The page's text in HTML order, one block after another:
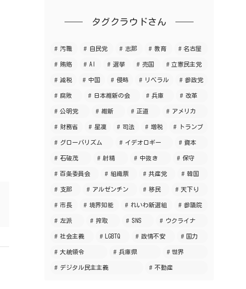
タグクラウドさん
汚職 自民党 志那 教育 名古屋
賄賂 AI 選挙 売国 立憲民主党
減税 中国 侵略 リベラル 参政党
腐敗 日本維新の会 兵庫 改革
公明党 維新 正道 アメリカ
財務省 星凜 司法 増税 トランプ
グローバリズム イデオロギー 資本
石破茂 射精 中抜き 保守
百条委員会 組織票 共産党 韓国
支那 アルゼンチン 移民 天下り
市長 境界知能 れいわ新選組 参議院
左派 搾取 SNS ウクライナ
社会主義 LGBTQ 政情不安 国力
大統領令 兵庫県 世界
デジタル民主主義 不動産